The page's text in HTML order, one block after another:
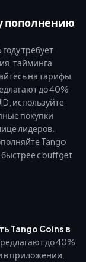
пополнению
требует
тайминга
на тарифы
до 40%
используйте
покупки
лидеров.
Tango
быстрее с buffget
Tango Coins в
до 40%
в приложении.